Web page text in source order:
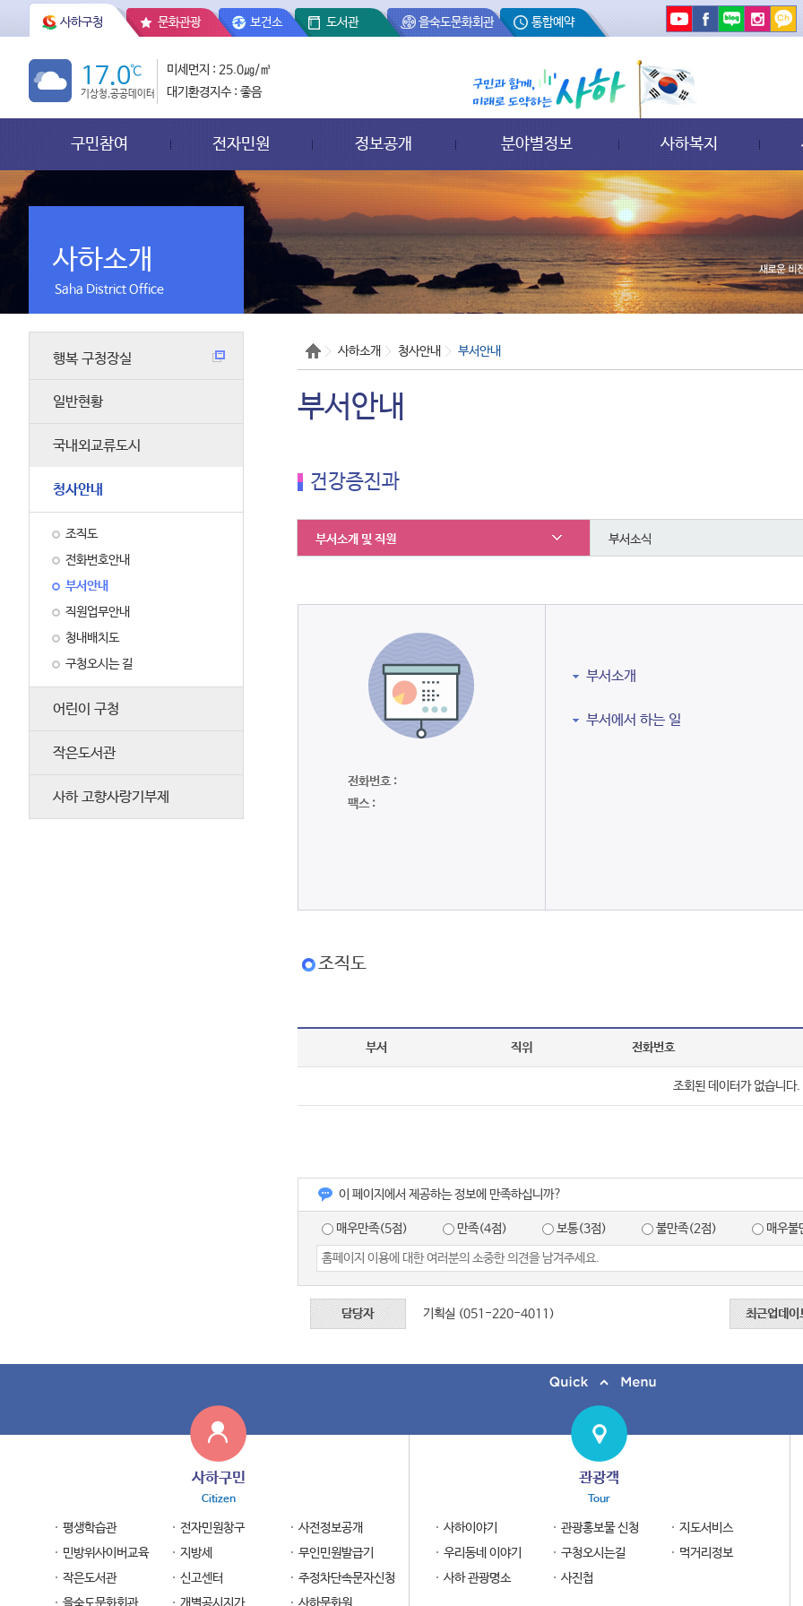
사하구청 문화관광 보건소 도서관 을숙도문화회관 통합예약
17.0℃
기상청,공공데이터
미세먼지 : 25.0㎍/㎥
대기환경지수 : 좋음
구민참여 전자민원 정보공개 분야별정보 사하복지
사하소개
Saha District Office
행복 구청장실
일반현황
국내외교류도시
청사안내
조직도
전화번호안내
부서안내
직원업무안내
청내배치도
구청오시는 길
어린이 구청
작은도서관
사하 고향사랑기부제
사하소개 청사안내 부서안내
부서안내
건강증진과
부서소개 및 직원 부서소식
전화번호 :
팩스 :
부서소개
부서에서 하는 일
조직도
부서 직위 전화번호
조회된 데이터가 없습니다.
이 페이지에서 제공하는 정보에 만족하십니까?
매우만족(5점) 만족(4점) 보통(3점) 불만족(2점) 매우
담당자 기획실 (051-220-4011) 최근업데이
사하구민
Citizen
평생학습관 전자민원창구
사전정보공개
민방위사이버교육
지방세
무인민원발급기
작은도서관
신고센터
주정차단속문자신청
관광객
Tour
사하이야기 관광홍보물 신청
지도서비스
우리동네 이야기
구청오시는길
먹거리정보
사하 관광명소
사진첩